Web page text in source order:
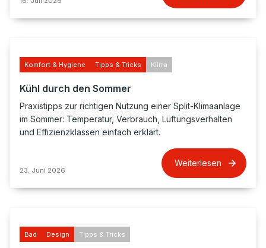
Komfort & Hygiene Tipps & Tricks Klima
Kühl durch den Sommer
Praxistipps zur richtigen Nutzung einer Split-Klimaanlage
im Sommer: Temperatur, Verbrauch, Lüftungsverhalten
und Effizienzklassen einfach erklärt.
23. Juni 2026
Weiterlesen
Bad Design Tipps & Tricks